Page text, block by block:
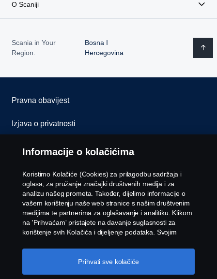
O Scaniji
Scania in Your
Region:
Bosna I
Hercegovina
Pravna obavijest
Izjava o privatnosti
Kolačići
Kontaktirajte nas
Whistleblowing
Postavke Kolačića
Informacije o kolačićima
Koristimo Kolačiće (Cookies) za prilagodbu sadržaja i
oglasa, za pružanje značajki društvenih medija i za
analizu našeg prometa. Također, dijelimo informacije o
vašem korištenju naše web stranice s našim društvenim
medijima te partnerima za oglašavanje i analitiku. Klikom
na 'Prihvaćam' pristajete na davanje suglasnosti za
korištenje svih Kolačića i dijeljenje podataka. Svojim
Kolačića' i odabirom kategorija koje želite prihvatiti. Za
detaljnije objašnjenje o tome kako koristimo Kolačiće,
Prihvati sve kolačiće